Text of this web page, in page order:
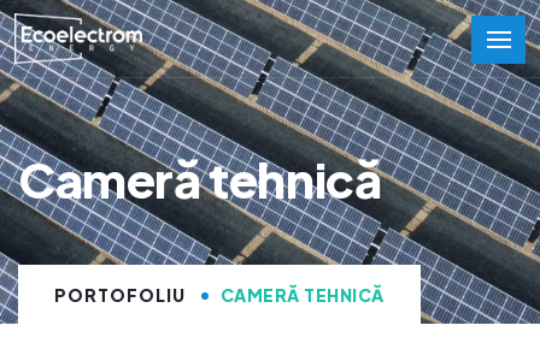
Cameră tehnică
PORTOFOLIU CAMERĂ TEHNICĂ